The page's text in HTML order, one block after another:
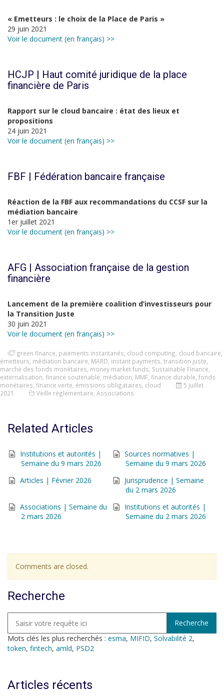
« Emetteurs : le choix de la Place de Paris »
29 juin 2021
Voir le document (en français) >>
HCJP | Haut comité juridique de la place
financière de Paris
Rapport sur le cloud bancaire : état des lieux et
propositions
24 juin 2021
Voir le document (en français) >>
FBF | Fédération bancaire française
Réaction de la FBF aux recommandations du CCSF sur la
médiation bancaire
1er juillet 2021
Voir le document (en français) >>
AFG | Association française de la gestion
financière
Lancement de la première coalition d’investisseurs pour
la Transition Juste
30 juin 2021
Voir le document (en français) >>
green finance paiements instantanés cloud computing cloud bancaire
émetteurs médiation bancaire MARD instant payments transition juste
marché des fonds monétaires money market funds Sustainable Finance
externalisation finance soutenable médiation MMF finance durable fonds
monétaires finance verte émissions obligataires cloud
5 juillet
2021
Veille réglementaire Associations
Related Articles
Institutions et autorités |
Semaine du 9 mars 2026
Sources normatives |
Semaine du 9 mars 2026
Articles | Février 2026
Jurisprudence | Semaine
du 2 mars 2026
Associations | Semaine du
2 mars 2026
Institutions et autorités |
Semaine du 2 mars 2026
Comments are closed.
Recherche
Mots clés les plus recherchés : esma, MIFID, Solvabilité 2,
token, fintech, amld, PSD2
Articles récents